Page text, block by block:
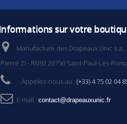
Informations sur votre
Manufacture des Drapeaux Unic s.a.,
Pierre ZI - RN92 26750 Saint-Paul-Lès-
Appelez-nous au : (+33) 4 75 02 04
E-mail : contact@drapeauxunic.fr